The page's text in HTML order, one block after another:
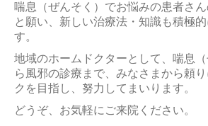
喘息（ぜんそく）でお悩みの患者さ
と願い、新しい治療法・知識も積極
す。
地域のホームドクターとして、喘息
ら風邪の診療まで、みなさまから頼
クを目指し、努力してまいります。
どうぞ、お気軽にご来院ください。